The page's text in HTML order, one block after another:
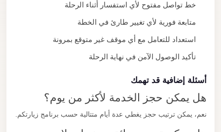
خط تواصل مفتوح لأي استفسار أثناء الرحلة
متابعة فورية لأي تغيير طارئ في الخطة
استعداد للتعامل مع أي موقف غير متوقع بمرونة
تأكيد الوصول الآمن في نهاية الرحلة
أسئلة إضافية قد تهمك
هل يمكن حجز الخدمة لأكثر من يوم؟
نعم، يمكن ترتيب حجز يغطي عدة أيام متتالية حسب برنامج زيارتكم.